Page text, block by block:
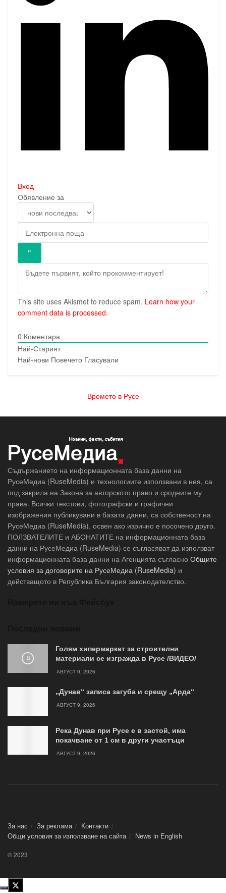
Вход
Обявление за
This site uses Akismet to reduce spam. Learn how your
comment data is processed.
0 Коментара
Най-Старият
Най-нови Повечето Гласували
Времето в Русе
Съдържанието на информационната база данни на
РусеМедиа (RuseMedia) и технологиите използвани в нея, са
под закрила на Закона за авторското право и сродните му
права. Всички текстови, фотографски и графични
изображения публикувани в базата данни, са собственост на
РусеМедиа (RuseMedia), освен ако изрично е посочено друго.
ПОЛЗВАТЕЛИТЕ и АБОНАТИТЕ на информационната база
данни на РусеМедиа (RuseMedia) се съгласяват да използват
информационната база данни на Агенцията съгласно Общите
условия за договорите на РусеМедиа (RuseMedia) и
действащото в Република България законодателство.
Голям хипермаркет за строителни
материали се изгражда в Русе /ВИДЕО/
АВГУСТ 9, 2026
„Дунав“ записа загуба и срещу „Арда“
АВГУСТ 9, 2026
Река Дунав при Русе е в застой, има
покачване от 1 см в други участъци
АВГУСТ 9, 2026
За нас За реклама
Контакти
Общи условия за използване на сайта
News in Еnglish
© 2023